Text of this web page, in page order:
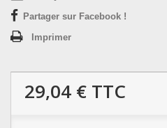
Partager sur Facebook !
Imprimer
29,04 € TTC